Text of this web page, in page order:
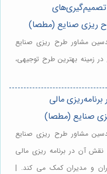
تصمیم‌گیری‌های
ریزی صنایع (مطصا)
مشاور طرح ریزی صنایع
زمینه بهترین طرح توجیهی،
مالی
صنایع (مطصا)
مشاور طرح ریزی صنایع
آن در برنامه ریزی مالی
و مدیران کمک می کند. |